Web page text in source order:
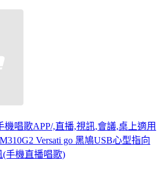
機唱歌APP/,直播,視訊,會議,桌上適用
Versati go 黑鳩USB心型指向
手機直播唱歌)